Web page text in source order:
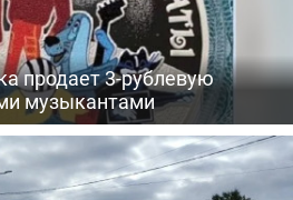
продает 3-рублевую
музыкантами